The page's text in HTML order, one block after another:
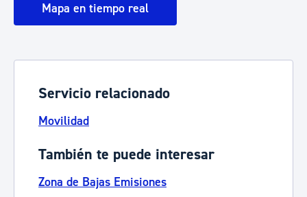
Mapa en tiempo real
Servicio relacionado
Movilidad
También te puede interesar
Zona de Bajas Emisiones